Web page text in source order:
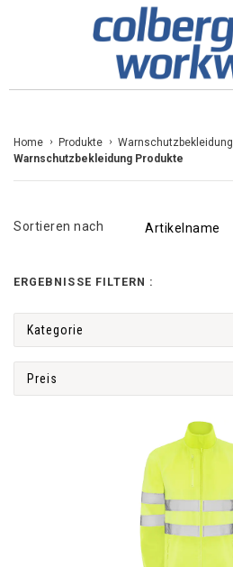
Inhalt
Home Produkte
Warnschutzbekleidung
Warnschutzbekleidung Produkte
Sortieren nach
ERGEBNISSE FILTERN :
Kategorie
Preis